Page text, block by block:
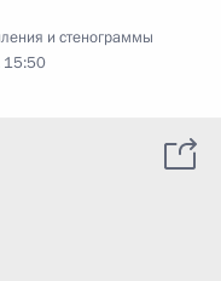
и стенограммы
15:50